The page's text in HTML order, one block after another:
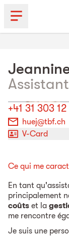
+41 31 303
huej@tbf.ch
V-Card
Ce qui me
En tant
principalement
coûts et la
me rencontre
Je suis une